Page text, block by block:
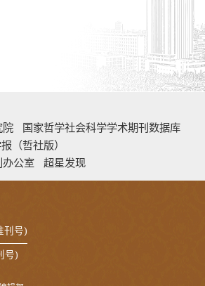
院
国家哲学社会科学学术期刊数据库
（哲社版）
办公室
超星发现
刊号)
号)